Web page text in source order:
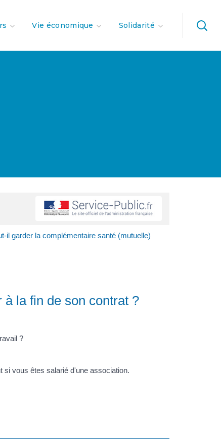
Vie économique Solidarité
il garder la complémentaire santé (mutuelle)
la fin de son contrat ?
?
si vous êtes salarié d'une association.